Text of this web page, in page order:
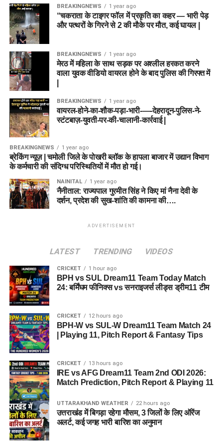
BREAKINGNEWS 1 year ago
“चकराता के टाइगर फॉल में प्रकृति का कहर — भारी पेड़
और पत्थरों के गिरने से 2 की मौके पर मौत, कई घायल |
BREAKINGNEWS 1 year ago
मेरठ में महिला के साथ सड़क पर अश्लील हरकत करने
वाला युवक वीडियो वायरल होने के बाद पुलिस की गिरफ्त में
BREAKINGNEWS 1 year ago
वायरल-होने-का-शौक-पड़ा-भारी-—-देहरादून-पुलिस-ने-
स्टंटबाज़-युवती-पर-की-चालानी-कार्रवाई |
BREAKINGNEWS 1 year ago
ब्रेकिंग न्यूज़ | चमोली जिले के पोखरी ब्लॉक के हापला बाजार में उद्यान विभाग
के कर्मचारी की संदिग्ध परिस्थितियों में मौत हो गई।
NAINITAL 1 year ago
नैनीताल: राज्यपाल गुरमीत सिंह ने किए मां नैना देवी के
दर्शन, प्रदेश की सुख-शांति की कामना की….
ADVERTISEMENT
LATEST TRENDING VIDEOS
CRICKET 1 hour ago
BPH vs SUL Dream11 Team Today Match
24: बर्मिंघम फीनिक्स vs सनराइजर्स लीड्स ड्रीम11 टीम
CRICKET 12 hours ago
BPH-W vs SUL-W Dream11 Team Match 24
| Playing 11, Pitch Report & Fantasy Tips
CRICKET 13 hours ago
IRE vs AFG Dream11 Team 2nd ODI 2026:
Match Prediction, Pitch Report & Playing 11
UTTARAKHAND WEATHER 22 hours ago
उत्तराखंड में बिगड़ा रहेगा मौसम, 3 जिलों के लिए ऑरेंज
अलर्ट, कई जगह भारी बारिश का अनुमान